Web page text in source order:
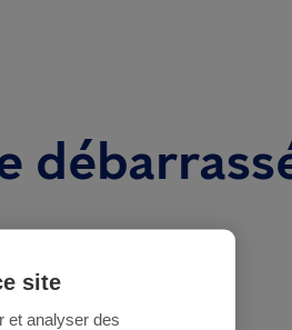
site
et analyser des